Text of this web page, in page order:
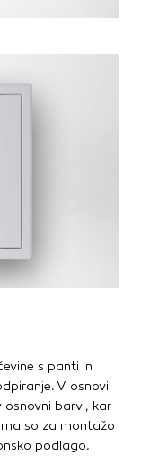
s panti in
V osnovi
osnovni barvi, kar
so za montažo
podlago.